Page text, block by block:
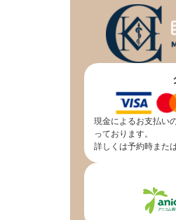
現金によるお支払い
っております。
詳しくは予約時また